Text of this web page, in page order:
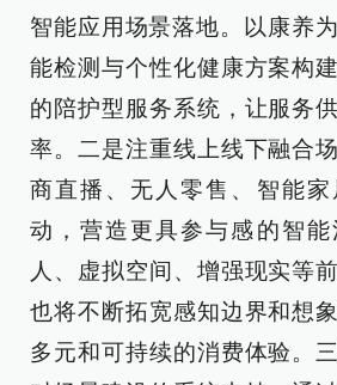
智能应用场景落地。以康养
能检测与个性化健康方案构
的陪护型服务系统，让服务
率。二是注重线上线下融合
商直播、无人零售、智能
动，营造更具参与感的智
人、虚拟空间、增强现实等
也将不断拓宽感知边界和想
多元和可持续的消费体验。